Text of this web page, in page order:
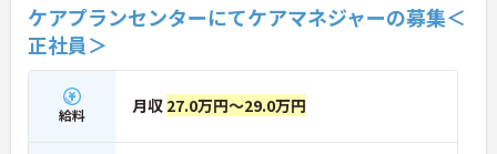
ケアプランセンターにてケアマネジャーの募集＜
正社員＞
給料 月収 27.0万円～29.0万円